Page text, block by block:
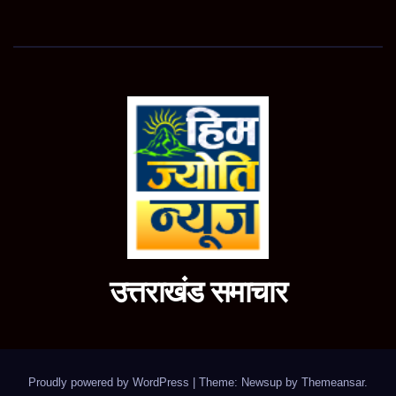
उत्तराखंड समाचार
Proudly powered by WordPress Theme: Newsup by Themeansar.